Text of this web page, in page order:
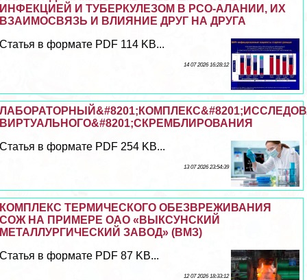
ИНФЕКЦИЕЙ И ТУБЕРКУЛЕЗОМ В РСО-АЛАНИИ, ИХ
ВЗАИМОСВЯЗЬ И ВЛИЯНИЕ ДРУГ НА ДРУГА
Статья в формате PDF 114 KB...
14 07 2026 16:28:12
ВИРТУАЛЬНОГО&#8201;СКРЕМБЛИРОВАНИЯ
Статья в формате PDF 254 KB...
13 07 2026 23:54:39
КОМПЛЕКС ТЕРМИЧЕСКОГО ОБЕЗВРЕЖИВАНИЯ
СОЖ НА ПРИМЕРЕ ОАО «ВЫКСУНСКИЙ
МЕТАЛЛУРГИЧЕСКИЙ ЗАВОД» (ВМЗ)
Статья в формате PDF 87 KB...
12 07 2026 18:33:12